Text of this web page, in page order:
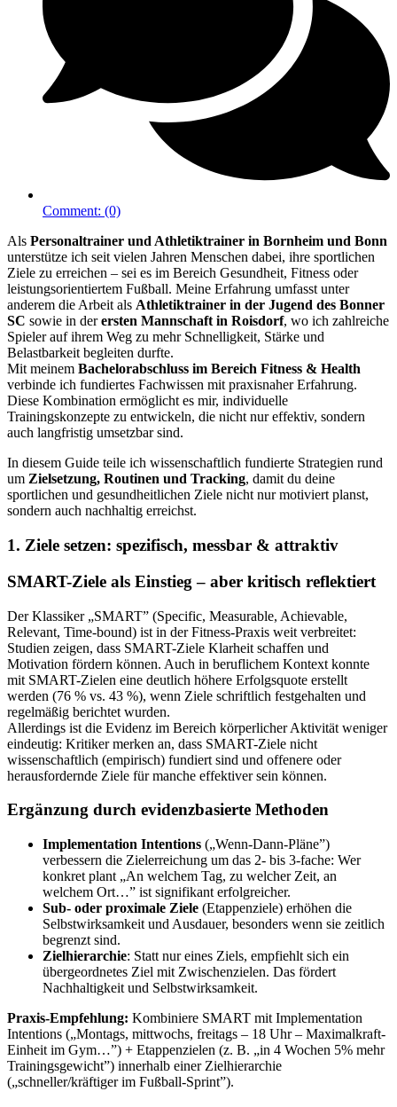
Comment: (0)
Als Personaltrainer und Athletiktrainer in Bornheim und Bonn
unterstütze ich seit vielen Jahren Menschen dabei, ihre sportlichen
Ziele zu erreichen – sei es im Bereich Gesundheit, Fitness oder
leistungsorientiertem Fußball. Meine Erfahrung umfasst unter
anderem die Arbeit als Athletiktrainer in der Jugend des Bonner
SC sowie in derersten Mannschaft in Roisdorf, wo ich zahlreiche
Spieler auf ihrem Weg zu mehr Schnelligkeit, Stärke und
Belastbarkeit begleiten durfte.
Mit meinem Bachelorabschluss im Bereich Fitness & Health
verbinde ich fundiertes Fachwissen mit praxisnaher Erfahrung.
Diese Kombination ermöglicht es mir, individuelle
Trainingskonzepte zu entwickeln, die nicht nur effektiv, sondern
auch langfristig umsetzbar sind.
In diesem Guide teile ich wissenschaftlich fundierte Strategien rund
um Zielsetzung, Routinen und Tracking, damit du deine
sportlichen und gesundheitlichen Ziele nicht nur motiviert planst,
sondern auch nachhaltig erreichst.
1. Ziele setzen: spezifisch, messbar & attraktiv
SMART-Ziele als Einstieg – aber kritisch reflektiert
Der Klassiker „SMART” (Specific, Measurable, Achievable,
Relevant, Time-bound) ist in der Fitness-Praxis weit verbreitet:
Studien zeigen, dass SMART-Ziele Klarheit schaffen und
Motivation fördern können. Auch in beruflichem Kontext konnte
mit SMART-Zielen eine deutlich höhere Erfolgsquote erstellt
werden (76 % vs. 43 %), wenn Ziele schriftlich festgehalten und
regelmäßig berichtet wurden.
Allerdings ist die Evidenz im Bereich körperlicher Aktivität weniger
eindeutig: Kritiker merken an, dass SMART-Ziele nicht
wissenschaftlich (empirisch) fundiert sind und offenere oder
herausfordernde Ziele für manche effektiver sein können.
Ergänzung durch evidenzbasierte Methoden
Implementation Intentions („Wenn-Dann-Pläne”)
verbessern die Zielerreichung um das 2- bis 3-fache: Wer
konkret plant „An welchem Tag, zu welcher Zeit, an
welchem Ort…” ist signifikant erfolgreicher.
Sub- oder proximale Ziele (Etappenziele) erhöhen die
Selbstwirksamkeit und Ausdauer, besonders wenn sie zeitlich
begrenzt sind.
Zielhierarchie: Statt nur eines Ziels, empfiehlt sich ein
übergeordnetes Ziel mit Zwischenzielen. Das fördert
Nachhaltigkeit und Selbstwirksamkeit.
Praxis-Empfehlung: Kombiniere SMART mit Implementation
Intentions („Montags, mittwochs, freitags – 18 Uhr – Maximalkraft-
Einheit im Gym…”) + Etappenzielen (z. B. „in 4 Wochen 5% mehr
Trainingsgewicht”) innerhalb einer Zielhierarchie
(„schneller/kräftiger im Fußball-Sprint”).